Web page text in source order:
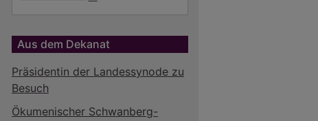
Aus dem Dekanat
Präsidentin der Landessynode zu
Besuch
Ökumenischer Schwanberg-